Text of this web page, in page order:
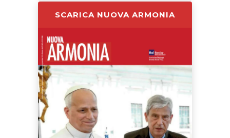
SCARICA NUOVA ARMONIA